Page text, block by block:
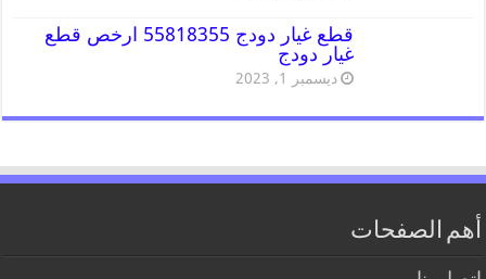
قطع غيار دودج 55818355 ارخص قطع
غيار دودج
ديسمبر 1, 2023
أهم الصفحات